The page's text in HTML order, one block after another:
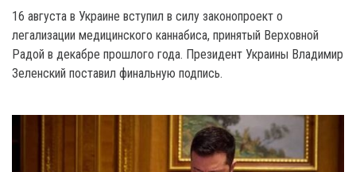
16 августа в Украине вступил в силу законопроект о
легализации медицинского каннабиса, принятый Верховной
Радой в декабре прошлого года. Президент Украины Владимир
Зеленский поставил финальную подпись.